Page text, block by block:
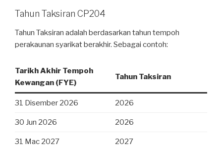
Tahun Taksiran CP204
Tahun Taksiran adalah berdasarkan tahun tempoh
perakaunan syarikat berakhir. Sebagai contoh:
Tarikh Akhir Tempoh
Kewangan (FYE)
Tahun Taksiran
31 Disember 2026 2026
30 Jun 2026 2026
31 Mac 2027 2027